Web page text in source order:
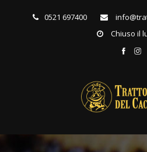
0521 697400
Chiuso il